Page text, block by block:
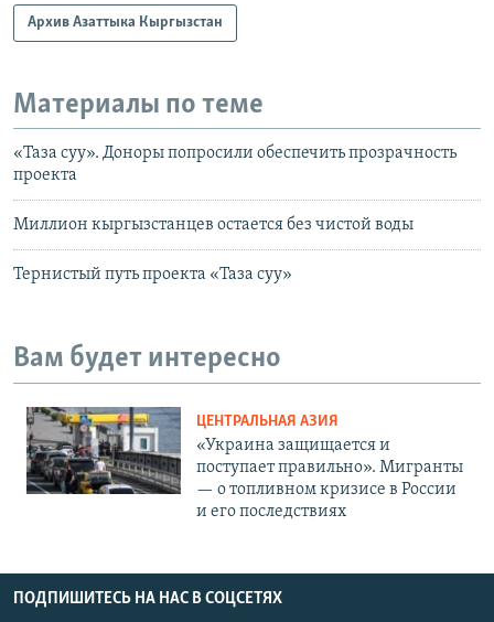
Архив Азаттыка Кыргызстан
Материалы по теме
«Таза суу». Доноры попросили обеспечить прозрачность
проекта
Миллион кыргызстанцев остается без чистой воды
Тернистый путь проекта «Таза суу»
Вам будет интересно
ЦЕНТРАЛЬНАЯ АЗИЯ
«Украина защищается и
поступает правильно». Мигранты
— о топливном кризисе в России
и его последствиях
ПОДПИШИТЕСЬ НА НАС В СОЦСЕТЯХ